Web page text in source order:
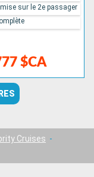
$CA
sur le 2e passager
Cruises